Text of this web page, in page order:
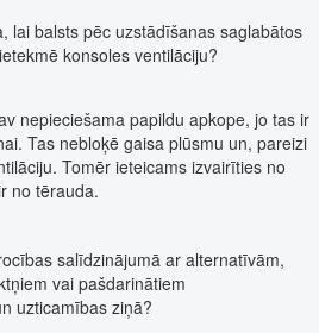
lai balsts pēc uzstādīšanas saglabātos
konsoles ventilāciju?
nepieciešama papildu apkope, jo tas ir
Tas nebloķē gaisa plūsmu un, pareizi
Tomēr ieteicams izvairīties no
no tērauda.
salīdzinājumā ar alternatīvām,
vai pašdarinātiem
uzticamības ziņā?